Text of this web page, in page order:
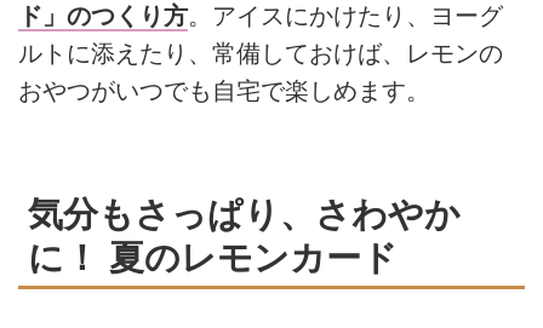
ド」のつくり方。アイスにかけたり、ヨーグ
ルトに添えたり、常備しておけば、レモンの
おやつがいつでも自宅で楽しめます。
気分もさっぱり、さわやか
に！ 夏のレモンカード